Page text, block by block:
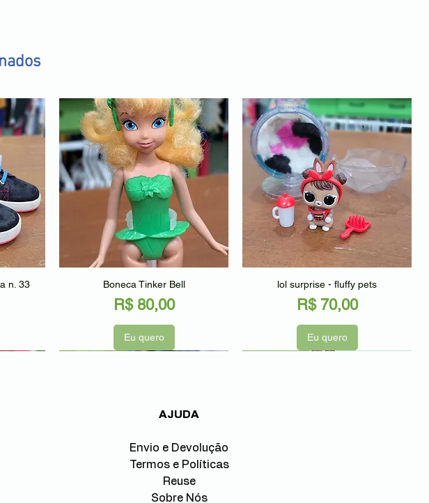
n. 33 Visualização rápida
Boneca Tinker Bell
Preço
R$ 80,00
Eu quero
Visualização rápida
lol surprise - fluffy pets
Preço
R$ 70,00
Eu quero
AJUDA
Envio e Devolução
Termos e Políticas
Reuse
Sobre Nós